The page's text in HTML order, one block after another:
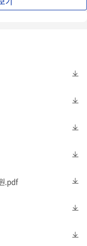
기존 제품의 한계를 극
.pdf